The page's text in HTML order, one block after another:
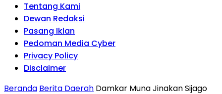
Tentang Kami
Dewan Redaksi
Pasang Iklan
Pedoman Media Cyber
Privacy Policy
Disclaimer
Beranda Berita Daerah Damkar Muna Jinakan Sijago